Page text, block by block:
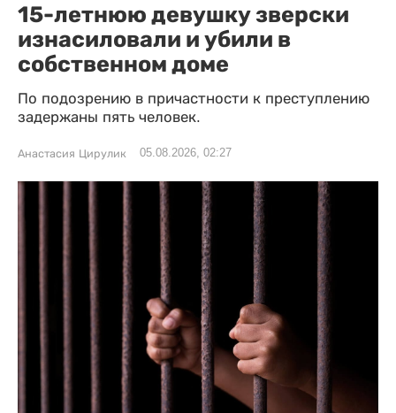
15-летнюю девушку зверски
изнасиловали и убили в
собственном доме
По подозрению в причастности к преступлению
задержаны пять человек.
Анастасия Цирулик 05.08.2026, 02:27